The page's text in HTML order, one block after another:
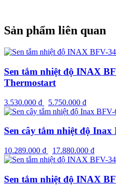
Sản phẩm liên quan
Sen tắm nhiệt độ INAX
Thermostart
3.530.000 ₫ 5.750.000 ₫
Sen cây tắm nhiệt độ Inax
10.289.000 ₫ 17.880.000 ₫
Sen tắm nhiệt độ INAX